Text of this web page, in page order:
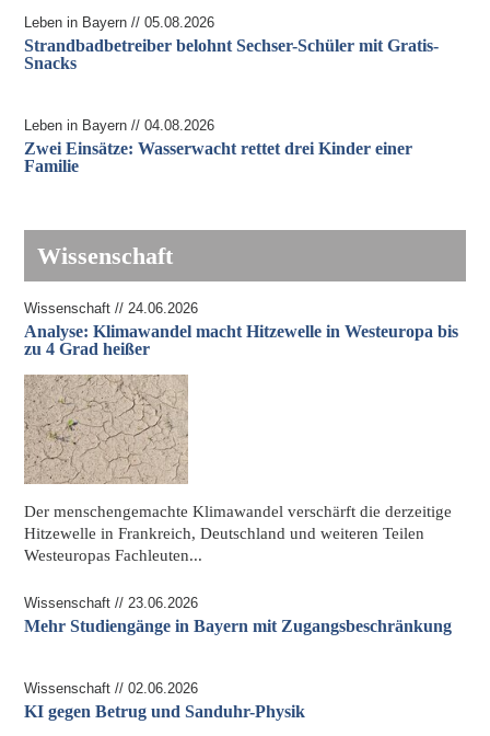
Leben in Bayern // 05.08.2026
Strandbadbetreiber belohnt Sechser-Schüler mit Gratis-
Snacks
Leben in Bayern // 04.08.2026
Zwei Einsätze: Wasserwacht rettet drei Kinder einer
Familie
Wissenschaft
Wissenschaft // 24.06.2026
Analyse: Klimawandel macht Hitzewelle in Westeuropa bis
zu 4 Grad heißer
Der menschengemachteKlimawandelverschärft die derzeitige
Hitzewelle in Frankreich, Deutschland und weiteren Teilen
Westeuropas Fachleuten...
Wissenschaft // 23.06.2026
Mehr Studiengänge in Bayern mit Zugangsbeschränkung
Wissenschaft // 02.06.2026
KI gegen Betrug und Sanduhr-Physik